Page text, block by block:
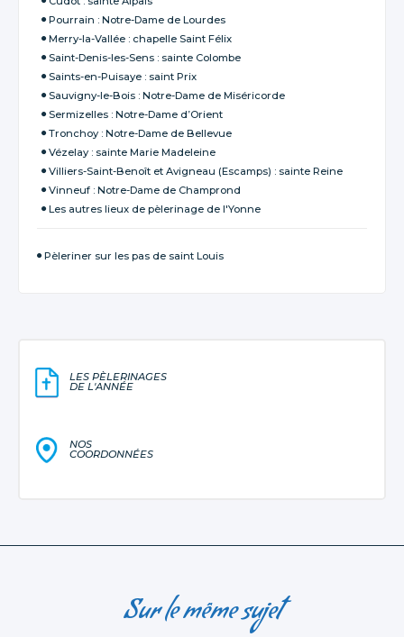
Pourrain : Notre-Dame de Lourdes
Merry-la-Vallée : chapelle Saint Félix
Saint-Denis-les-Sens : sainte Colombe
Saints-en-Puisaye : saint Prix
Sauvigny-le-Bois : Notre-Dame de Miséricorde
Sermizelles : Notre-Dame d’Orient
Tronchoy : Notre-Dame de Bellevue
Vézelay : sainte Marie Madeleine
Villiers-Saint-Benoît et Avigneau (Escamps) : sainte Reine
Vinneuf : Notre-Dame de Champrond
Les autres lieux de pèlerinage de l'Yonne
Pèleriner sur les pas de saint Louis
LES PÈLERINAGES
DE L'ANNÉE
NOS
COORDONNÉES
Sur le même sujet